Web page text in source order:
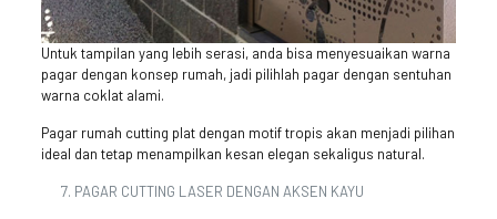
Untuk tampilan yang lebih serasi, anda bisa menyesuaikan warna
pagar dengan konsep rumah, jadi pilihlah pagar dengan sentuhan
warna coklat alami.
Pagar rumah cutting plat dengan motif tropis akan menjadi pilihan
ideal dan tetap menampilkan kesan elegan sekaligus natural.
PAGAR CUTTING LASER DENGAN AKSEN KAYU